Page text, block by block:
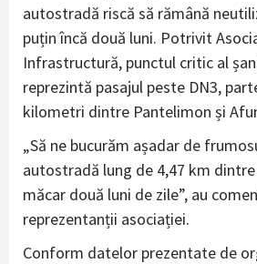
autostradă riscă să rămână
puțin încă două luni. Potrivit
Infrastructură, punctul critic al
reprezintă pasajul peste DN3,
kilometri dintre Pantelimon și
„Să ne bucurăm așadar de
autostradă lung de 4,47 km
măcar două luni de zile”, au
reprezentanții asociației.
Conform datelor prezentate de